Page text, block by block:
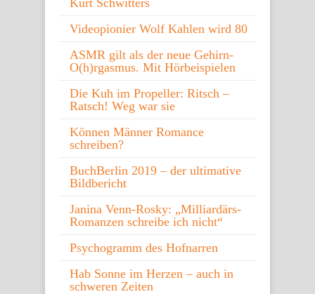
Kurt Schwitters
Videopionier Wolf Kahlen wird 80
ASMR gilt als der neue Gehirn-
O(h)rgasmus. Mit Hörbeispielen
Die Kuh im Propeller: Ritsch –
Ratsch! Weg war sie
Können Männer Romance
schreiben?
BuchBerlin 2019 – der ultimative
Bildbericht
Janina Venn-Rosky: „Milliardärs-
Romanzen schreibe ich nicht“
Psychogramm des Hofnarren
Hab Sonne im Herzen – auch in
schweren Zeiten